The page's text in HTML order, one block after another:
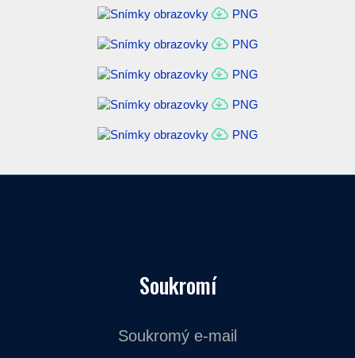
PNG
PNG
PNG
PNG
PNG
Soukromí
Soukromý e-mail